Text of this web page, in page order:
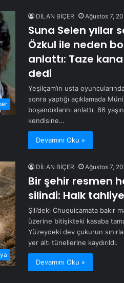
DİLAN BİÇER Ağustos 7,
Suna Selen yıllar
Özkul ile neden
anlattı: Taze
dedi
Yeşilçam’ın usta
sonra yaptığı açıklamada
boşandıklarını anlattı. 86
kendisine…
Devamını Oku »
DİLAN BİÇER Ağustos 7,
Bir şehir resmen
silindi: Halk
Şili’deki Chuquicamata bakır
üzerine bitişikteki kasaba
Yüzeydeki dev çukurun
yer altı tünellerine kaydırıldı.
Devamını Oku »